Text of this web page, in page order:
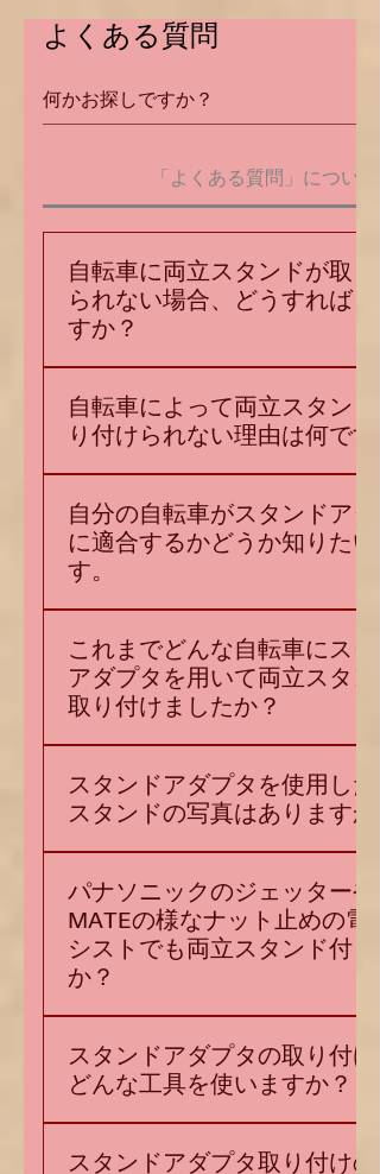
よくある質問
「よくある質問」について
自転車に両立スタンドが取り
られない場合、どうすれば良
すか？
どうにか取り付けるか、取り付けは
られてきました。スタンドアダプタ
自転車によって両立スタンド
り付けられない理由は何です
構がクイックリリースやスルーアク
たはM12ナット止めの太い軸径の場
もう1つはフレームリアエンドとチェ
ません。スタンドアダプタは、取り
しい自転車のために開発された万能
です。
自分の自転車がスタンドアダ
に適合するかどうか知りたい
す。
ドアダプタがわかります。ぜひご確
い。また、下の表や、別の質問の「
どんな自転車にスタンドアダプタを
ってください。*アダプタ種類（スラ
変域）：ノーマル（25mmスライド
グ（50mmスライド）*チェーンステ
チェーンステー角がBBまでで変化す
た状態や左に片スタンド固定マウン
ものをいう*ナット止めは別途お問い
さい、対応できます。
これまでどんな自転車にスタ
アダプタを用いて両立スタン
取り付けましたか？
り付け実績車両GIANT エスケープR
440 GIANT エスケープR3GIANT
ブラックエディションpinkBrunoミニ
GIANT Liv escape ew+Marin 23年
クスパーSEディスクパナソニック ベ
ー ローラーブレーキ ワンオフクイ
Liv bLivBianchi ブリマベーラ チェレ
cannodale TRAIL29`ER3SS TREKデ
KHS f-20rcNESTOバガンゼDISKビバ
650CPATELLIエクストラサイクル
BRIDGESTONE ｸｴﾛ700CKHS FLITE
TEAM
スタンドアダプタを使用した
スタンドの写真はありますか
立スタンドの写真をご用意していま
パナソニックのジェッターや
MATEの様なナット止めの電
シストでも両立スタンド付き
か？
後輪固定方式の電動アシストも、ナ
スポーツバイクもアダプタのスライ
スタンドアダプタの取り付け
どんな工具を使いますか？
ト14mm スパナ or ソケット17mm ス
スタンドアダプタ取り付けの